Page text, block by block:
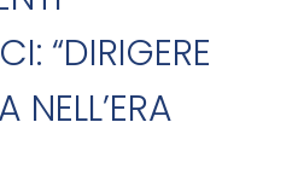
“DIRIGERE
NELL’ERA